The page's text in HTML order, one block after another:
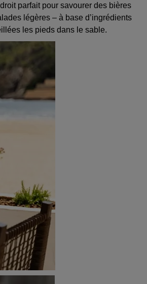
parfait pour savourer des bières
légères – à base d’ingrédients
les pieds dans le sable.